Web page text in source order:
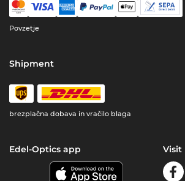
Povzetje
Shipment
brezplačna dobava in vračilo blaga
Edel-Optics app Visit